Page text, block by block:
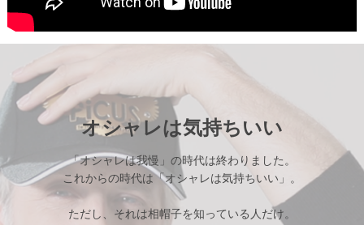
オシャレは気持ちいい
「オシャレは我慢」の時代は終わりました。
これからの時代は「オシャレは気持ちいい」。
ただし、それは相帽子を知っている人だけ。